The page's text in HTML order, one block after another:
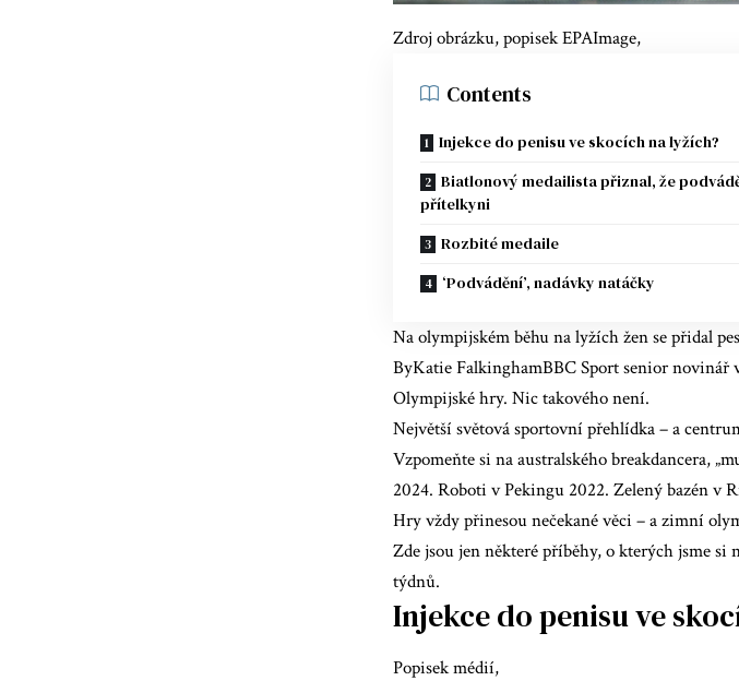
Zdroj obrázku, popisek EPAImage,
Contents
Injekce do penisu ve skocích na lyžích?
Biatlonový medailista přiznal, že
přítelkyni
Rozbité medaile
‘Podvádění’, nadávky natáčky
Na olympijském běhu na lyžích žen se přidal pes
ByKatie FalkinghamBBC Sport senior
Olympijské hry. Nic takového není.
Největší světová sportovní přehlídka – a
Vzpomeňte si na australského breakdancera,
2024. Roboti v Pekingu 2022. Zelený bazén v
Hry vždy přinesou nečekané věci – a zimní
Zde jsou jen některé příběhy, o kterých jsme si
týdnů.
Injekce do penisu ve
Popisek médií,